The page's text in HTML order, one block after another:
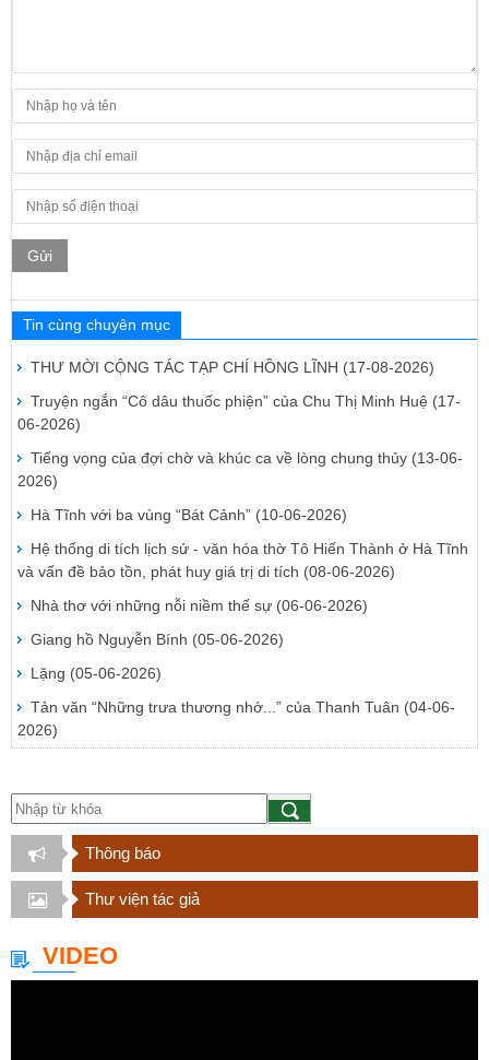
Gửi
Tin cùng chuyên mục
THƯ MỜI CỘNG TÁC TẠP CHÍ HỒNG LĨNH (17-08-2026)
Truyện ngắn “Cô dâu thuốc phiện” của Chu Thị Minh Huệ (17-
06-2026)
Tiếng vọng của đợi chờ và khúc ca về lòng chung thủy (13-06-
2026)
Hà Tĩnh với ba vùng “Bát Cảnh” (10-06-2026)
Hệ thống di tích lịch sử - văn hóa thờ Tô Hiến Thành ở Hà Tĩnh
và vấn đề bảo tồn, phát huy giá trị di tích (08-06-2026)
Nhà thơ với những nỗi niềm thế sự (06-06-2026)
Giang hồ Nguyễn Bính (05-06-2026)
Lặng (05-06-2026)
Tản văn “Những trưa thương nhớ...” của Thanh Tuân (04-06-
2026)
Thông báo
Thư viện tác giả
VIDEO